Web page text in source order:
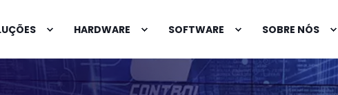
HARDWARE SOFTWARE SOBRE NÓS